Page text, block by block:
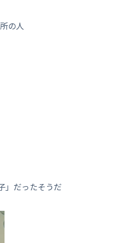
の人
」だったそうだ